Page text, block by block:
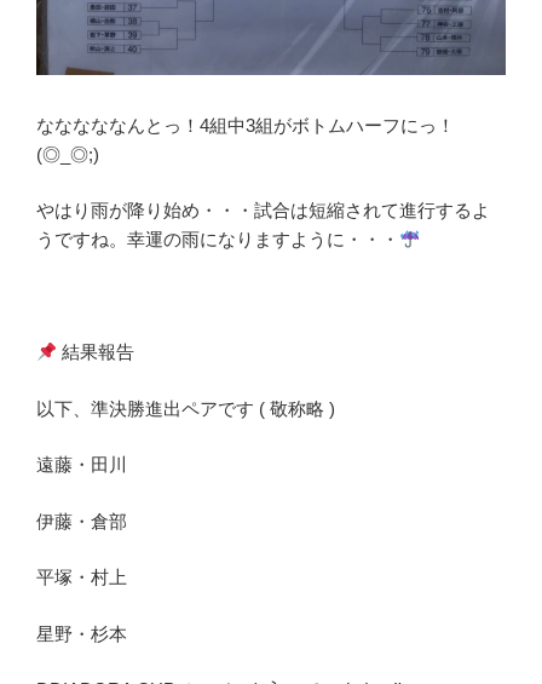
なななななんとっ！4組中3組がボトムハーフにっ！
(◎_◎;)
やはり雨が降り始め・・・試合は短縮されて進行するよ
うですね。幸運の雨になりますように・・・
結果報告
以下、準決勝進出ペアです ( 敬称略 )
遠藤・田川
伊藤・倉部
平塚・村上
星野・杉本